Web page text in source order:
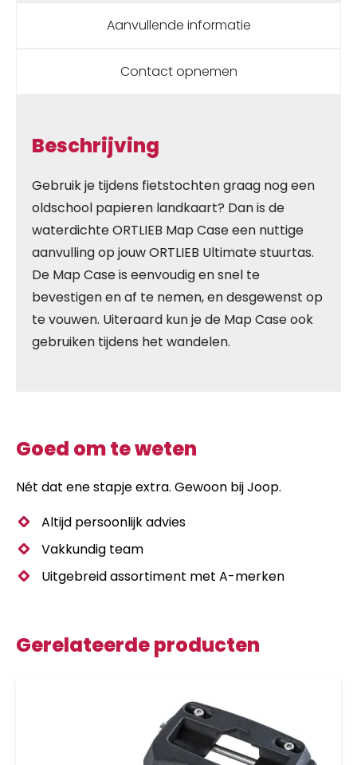
Aanvullende informatie
Contact opnemen
Beschrijving
Gebruik je tijdens fietstochten graag nog een
oldschool papieren landkaart? Dan is de
waterdichte ORTLIEB Map Case een nuttige
aanvulling op jouw ORTLIEB Ultimate stuurtas.
De Map Case is eenvoudig en snel te
bevestigen en af te nemen, en desgewenst op
te vouwen. Uiteraard kun je de Map Case ook
gebruiken tijdens het wandelen.
Goed om te weten
Nét dat ene stapje extra. Gewoon bij Joop.
Altijd persoonlijk advies
Vakkundig team
Uitgebreid assortiment met A-merken
Gerelateerde producten